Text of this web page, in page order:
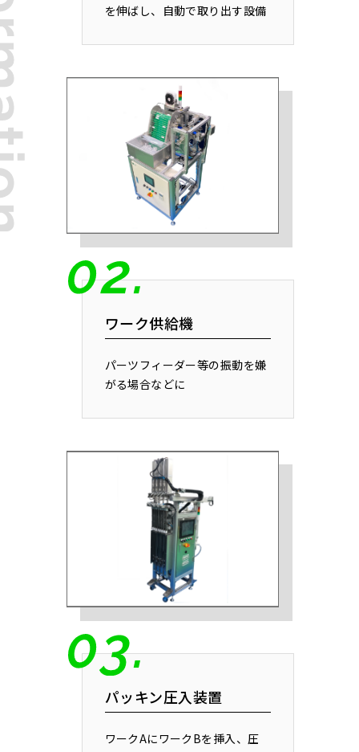
を伸ばし、自動で取り出す設備
ワーク供給機
パーツフィーダー等の振動を嫌
がる場合などに
パッキン圧入装置
ワークAにワークBを挿入、圧